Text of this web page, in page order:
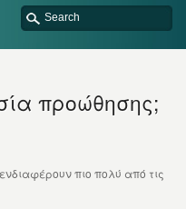
προώθησης;
πιο πολύ από τις